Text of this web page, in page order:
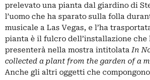
prelevato una pianta dal giardino di
l’uomo che ha sparato sulla folla
musicale a Las Vegas, e l’ha
pianta è il fulcro dell’installazione che
presenterà nella mostra intitolata In
collected a plant from the garden of a
Anche gli altri oggetti che